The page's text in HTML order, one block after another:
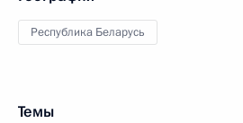
Республика Беларусь
Темы